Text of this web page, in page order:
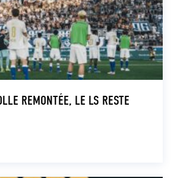
REMONTÉE, LE LS RESTE